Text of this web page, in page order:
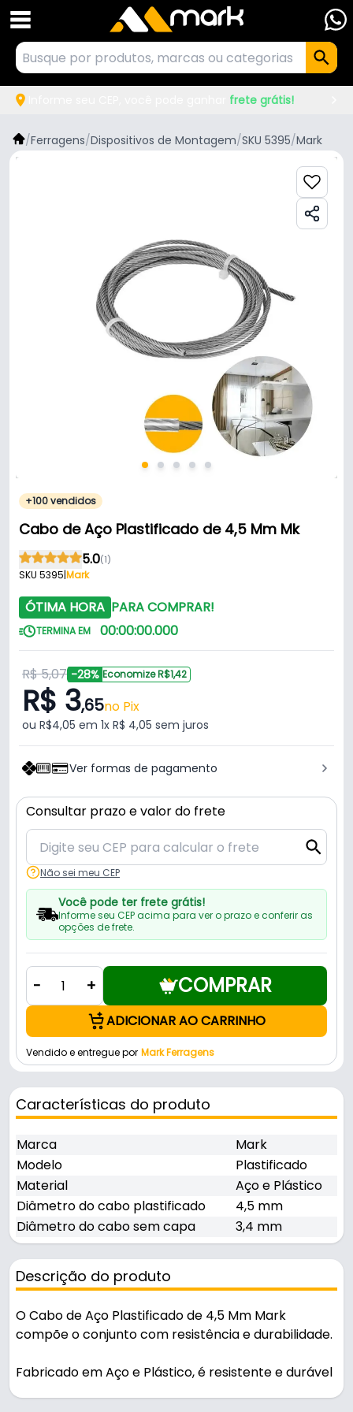
frete grátis!
/Ferragens/Dispositivos de Montagem/SKU 5395/Mark
+100 vendidos
Cabo de Aço Plastificado de 4,5 Mm Mk
5.0(1)
SKU 5395|Mark
ÓTIMA HORA PARA COMPRAR!
TERMINA EM 00:00:00.000
R$ 5,07 -28% Economize R$1,42
R$ 3,65no Pix
ou R$4,05 em 1x R$ 4,05 sem juros
Ver formas de pagamento
Consultar prazo e valor do frete
Não sei meu CEP
Você pode ter frete grátis!
Informe seu CEP acima para ver o prazo e conferir as
opções de frete.
- + COMPRAR
ADICIONAR AO CARRINHO
Vendido e entregue por Mark Ferragens
Características do produto
Marca
Mark
Modelo
Plastificado
Material
Aço e Plástico
Diâmetro do cabo plastificado
4,5 mm
Diâmetro do cabo sem capa
3,4 mm
Descrição do produto
O Cabo de Aço Plastificado de 4,5 Mm Mark
compõe o conjunto com resistência e durabilidade.
Fabricado em Aço e Plástico, é resistente e durável